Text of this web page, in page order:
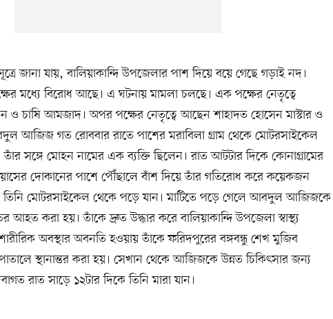
জানা যায়, বালিয়াকান্দি উপজেলার পাশ দিয়ে বয়ে গেছে গড়াই নদ।
মধ্যে বিরোধ আছে। এ ঘটনায় মামলা চলছে। এক পক্ষের নেতৃত্বে
আমজাদ। অপর পক্ষের নেতৃত্বে আছেন শাহাদত হোসেন মাস্টার ও
আজিজ গত রোববার রাতে পাশের মরাবিলা গ্রাম থেকে মোটরসাইকেল
তাঁর সঙ্গে মোহন নামের এক ব্যক্তি ছিলেন। রাত আটটার দিকে কোনাগ্রামের
দোকানের পাশে পৌঁছালে বাঁশ দিয়ে তাঁর গতিরোধ করে কয়েকজন
তিনি মোটরসাইকেল থেকে পড়ে যান। মাটিতে পড়ে গেলে আবদুল আজিজকে
আহত করা হয়। তাঁকে দ্রুত উদ্ধার করে বালিয়াকান্দি উপজেলা স্বাস্থ্য
অবস্থার অবনতি হওয়ায় তাঁকে ফরিদপুরের বঙ্গবন্ধু শেখ মুজিব
স্থানান্তর করা হয়। সেখান থেকে আজিজকে উন্নত চিকিৎসার জন্য
রাত সাড়ে ১২টার দিকে তিনি মারা যান।